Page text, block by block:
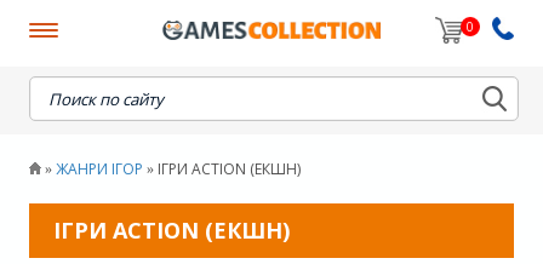
0
When autocomplete results are available use up and
» ЖАНРИ ІГОР » ІГРИ ACTION (ЕКШН)
ІГРИ ACTION (ЕКШН)